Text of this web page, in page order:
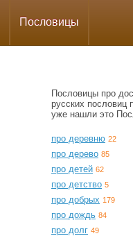
Пословицы
Пословицы про
русских
уже нашли это
про деревню 22
про дерево 85
про детей 62
про детство 5
про добрых 179
про дождь 84
про долг 49